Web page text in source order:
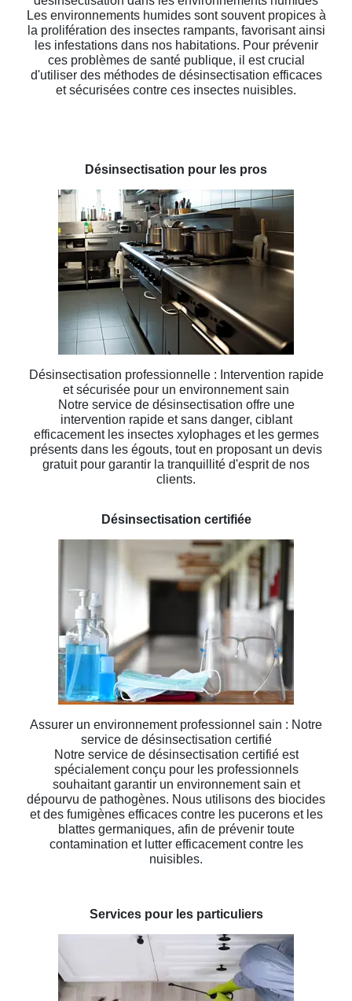
Les environnements humides sont souvent propices à
la prolifération des insectes rampants, favorisant ainsi
les infestations dans nos habitations. Pour prévenir
ces problèmes de santé publique, il est crucial
d'utiliser des méthodes de désinsectisation efficaces
et sécurisées contre ces insectes nuisibles.
Désinsectisation pour les pros
Désinsectisation professionnelle : Intervention rapide
et sécurisée pour un environnement sain
Notre service de désinsectisation offre une
intervention rapide et sans danger, ciblant
efficacement les insectes xylophages et les germes
présents dans les égouts, tout en proposant un devis
gratuit pour garantir la tranquillité d'esprit de nos
clients.
Désinsectisation certifiée
Assurer un environnement professionnel sain : Notre
service de désinsectisation certifié
Notre service de désinsectisation certifié est
spécialement conçu pour les professionnels
souhaitant garantir un environnement sain et
dépourvu de pathogènes. Nous utilisons des biocides
et des fumigènes efficaces contre les pucerons et les
blattes germaniques, afin de prévenir toute
contamination et lutter efficacement contre les
nuisibles.
Services pour les particuliers